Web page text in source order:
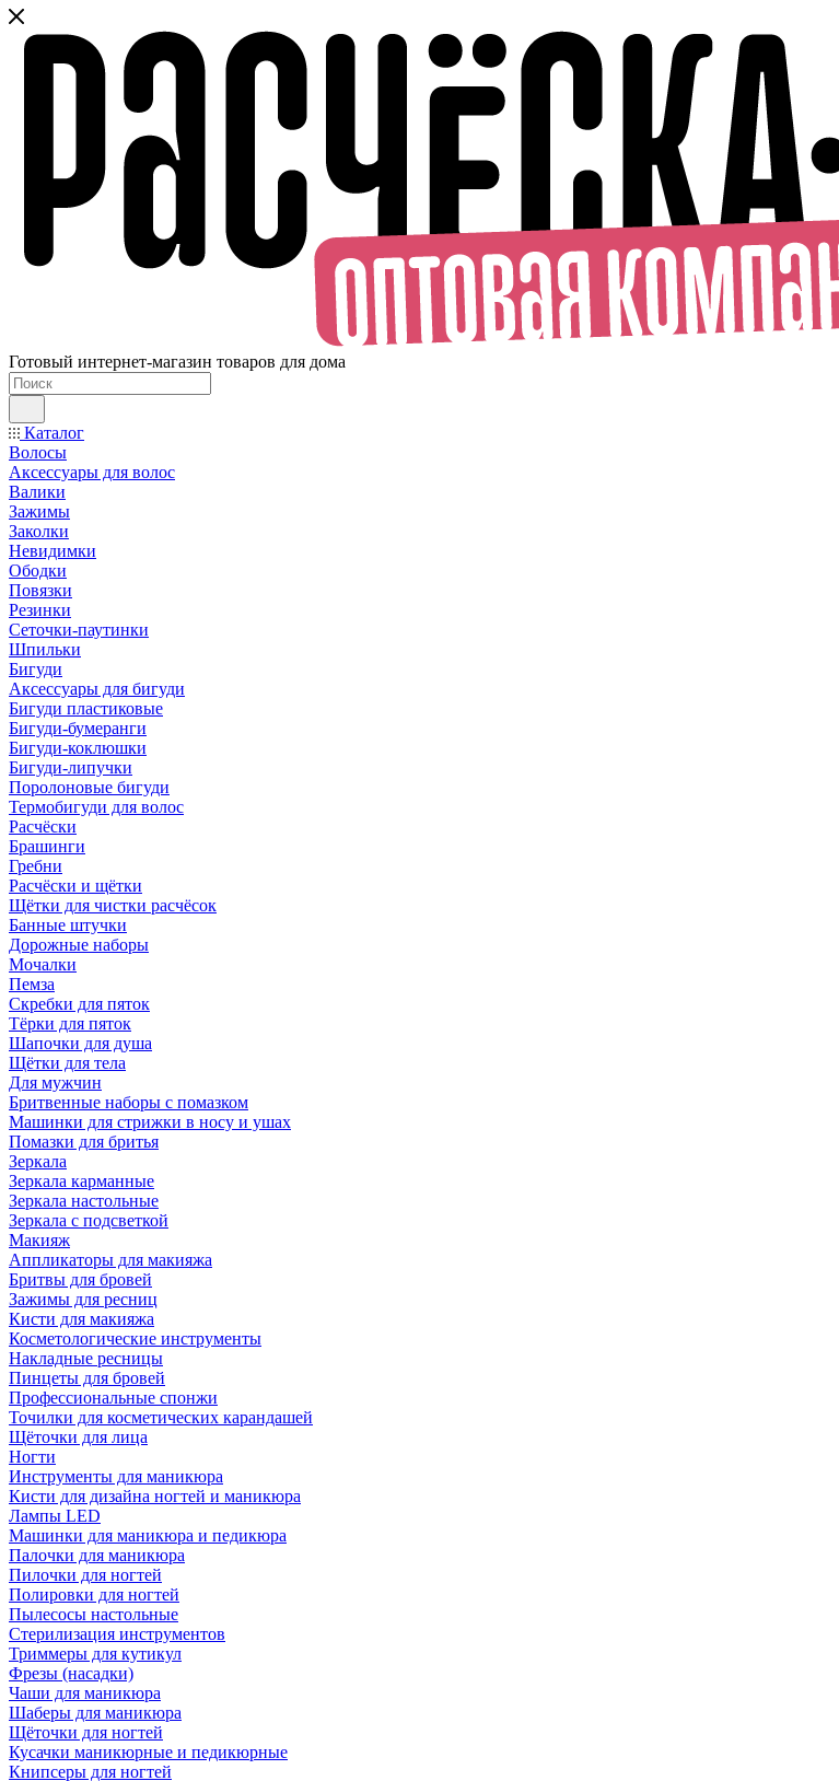
Готовый интернет-магазин товаров для дома
Каталог
Волосы
Аксессуары для волос
Валики
Зажимы
Заколки
Невидимки
Ободки
Повязки
Резинки
Сеточки-паутинки
Шпильки
Бигуди
Аксессуары для бигуди
Бигуди пластиковые
Бигуди-бумеранги
Бигуди-коклюшки
Бигуди-липучки
Поролоновые бигуди
Термобигуди для волос
Расчёски
Брашинги
Гребни
Расчёски и щётки
Щётки для чистки расчёсок
Банные штучки
Дорожные наборы
Мочалки
Пемза
Скребки для пяток
Тёрки для пяток
Шапочки для душа
Щётки для тела
Для мужчин
Бритвенные наборы с помазком
Машинки для стрижки в носу и ушах
Помазки для бритья
Зеркала
Зеркала карманные
Зеркала настольные
Зеркала с подсветкой
Макияж
Аппликаторы для макияжа
Бритвы для бровей
Зажимы для ресниц
Кисти для макияжа
Косметологические инструменты
Накладные ресницы
Пинцеты для бровей
Профессиональные спонжи
Точилки для косметических карандашей
Щёточки для лица
Ногти
Инструменты для маникюра
Кисти для дизайна ногтей и маникюра
Лампы LED
Машинки для маникюра и педикюра
Палочки для маникюра
Пилочки для ногтей
Полировки для ногтей
Пылесосы настольные
Стерилизация инструментов
Триммеры для кутикул
Фрезы (насадки)
Чаши для маникюра
Шаберы для маникюра
Щёточки для ногтей
Кусачки маникюрные и педикюрные
Книпсеры для ногтей